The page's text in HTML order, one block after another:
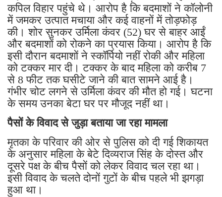
कपिल विहार पहुंचे थे। आरोप है कि बदमाशों ने कॉलोनी
में जमकर उत्पात मचाया और कई वाहनों में तोड़फोड़
की। शोर सुनकर उर्मिला कंवर (52) घर से बाहर आईं
और बदमाशों को रोकने का प्रयास किया। आरोप है कि
इसी दौरान बदमाशों ने स्कॉर्पियो नहीं रोकी और महिला
को टक्कर मार दी। टक्कर के बाद महिला को करीब 7
से 8 फीट तक घसीटे जाने की बात सामने आई है।
गंभीर चोट लगने से उर्मिला कंवर की मौत हो गई। घटना
के समय उनका बेटा घर पर मौजूद नहीं था।
पैसों के विवाद से जुड़ा बताया जा रहा मामला
मृतका के परिवार की ओर से पुलिस को दी गई शिकायत
के अनुसार महिला के बेटे दिव्यराज सिंह के दोस्त और
दूसरे पक्ष के बीच पैसों को लेकर विवाद चल रहा था।
इसी विवाद के चलते दोनों गुटों के बीच पहले भी झगड़ा
हुआ था।